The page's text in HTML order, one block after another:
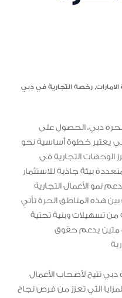
, رخصة التجارية في دبي
دبي، الحصول على
يعتبر خطوة أساسية نحو
التجارية في
بيئة جاذبة للاستثمار
نمو الأعمال التجارية
هذه المناطق الحرة تأتي
تسهيلات وبنية تحتية
متين يدعم حقوق
دبي تتيح لأصحاب الأعمال
التي تعزز من فرص نجاح